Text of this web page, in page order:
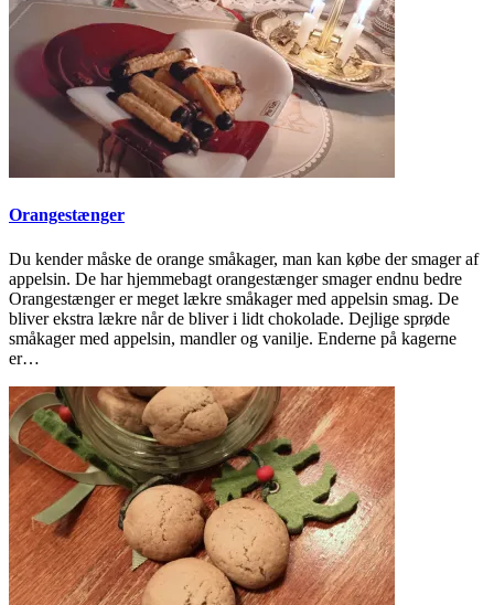
Orangestænger
Du kender måske de orange småkager, man kan købe der smager af
appelsin. De har hjemmebagt orangestænger smager endnu bedre
Orangestænger er meget lækre småkager med appelsin smag. De
bliver ekstra lækre når de bliver i lidt chokolade. Dejlige sprøde
småkager med appelsin, mandler og vanilje. Enderne på kagerne
er…